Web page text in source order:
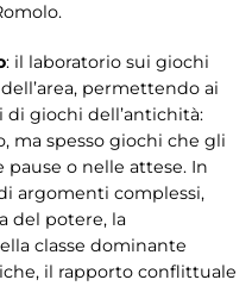
: il laboratorio sui giochi
permettendo ai
giochi dell’antichità:
ma spesso giochi che gli
o nelle attese. In
argomenti complessi,
del potere, la
classe dominante
il rapporto conflittuale